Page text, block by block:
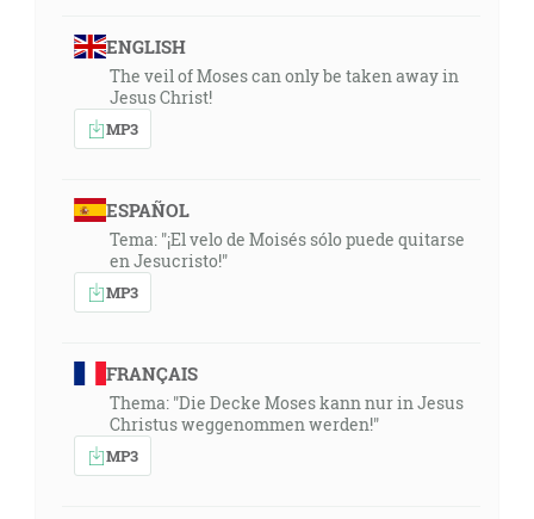
ENGLISH
The veil of Moses can only be taken away in
Jesus Christ!
MP3
ESPAÑOL
Tema: "¡El velo de Moisés sólo puede quitarse
en Jesucristo!"
MP3
FRANÇAIS
Thema: "Die Decke Moses kann nur in Jesus
Christus weggenommen werden!"
MP3